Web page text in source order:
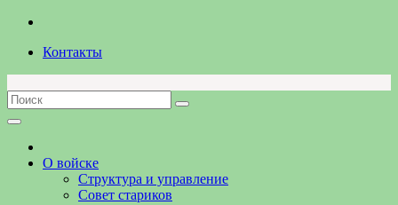
Перейти
содержимому
Контакты
О войске
Структура и управление
Совет стариков